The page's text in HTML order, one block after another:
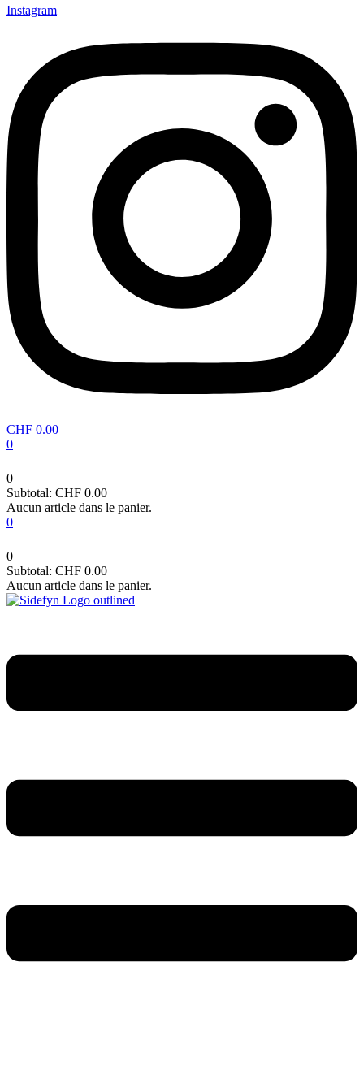
Instagram
CHF 0.00
0
0
Subtotal: CHF 0.00
Aucun article dans le panier.
0
0
Subtotal: CHF 0.00
Aucun article dans le panier.